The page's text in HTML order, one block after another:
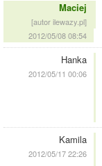
Maciej
[autor ilewazy.pl]
2012/05/08 08:54
Hanka
2012/05/11 00:06
Kamila
2012/05/17 22:26